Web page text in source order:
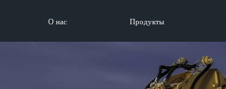
О нас Продукты